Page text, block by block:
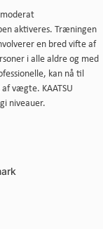
aktiveres. Træningen
en bred vifte af
i alle aldre og med
kan nå til
vægte. KAATSU
niveauer.